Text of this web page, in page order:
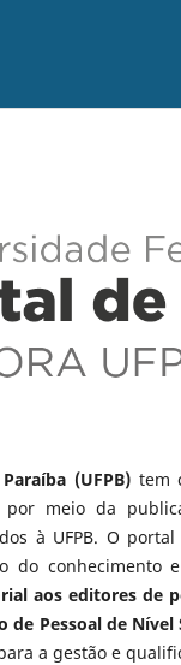
(UFPB)tem
por meio da
à UFPB. O
do conhecimento
aos editores de
Pessoal de Nível
a gestão e